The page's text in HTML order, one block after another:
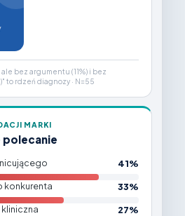
ale bez argumentu (11%) i bez
to rdzeń diagnozy · N=55
MARKI
polecanie
41%
konkurenta
33%
27%